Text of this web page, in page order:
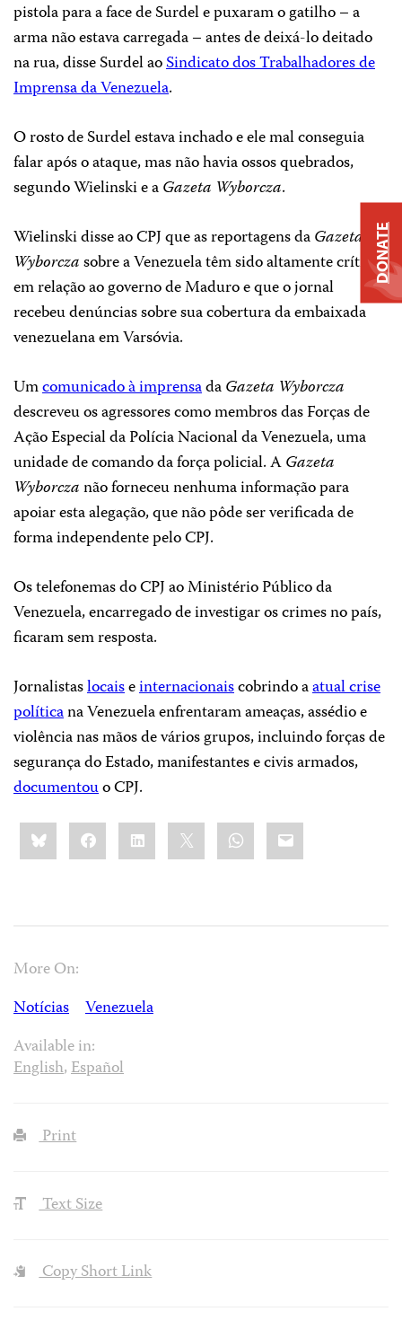
pistola para a face de Surdel e puxaram o gatilho – a
arma não estava carregada – antes de deixá-lo deitado
na rua, disse Surdel aoSindicato dos Trabalhadores de
Imprensa da Venezuela.
O rosto de Surdel estava inchado e ele mal conseguia
falar após o ataque, mas não havia ossos quebrados,
segundo Wielinski e aGazeta Wyborcza.
Wielinski disse ao CPJ que as reportagens daGazeta
Wyborczasobre a Venezuela têm sido altamente críticas
em relação ao governo de Maduro e que o jornal
recebeu denúncias sobre sua cobertura da embaixada
venezuelana em Varsóvia.
Umcomunicado à imprensadaGazeta Wyborcza
descreveu os agressores como membros das Forças de
Ação Especial da Polícia Nacional da Venezuela, uma
unidade de comando da força policial. AGazeta
Wyborczanão forneceu nenhuma informação para
apoiar esta alegação, que não pôde ser verificada de
forma independente pelo CPJ.
Os telefonemas do CPJ ao Ministério Público da
Venezuela, encarregado de investigar os crimes no país,
ficaram sem resposta.
Jornalistaslocaiseinternacionaiscobrindo aatual crise
políticana Venezuela enfrentaram ameaças, assédio e
violência nas mãos de vários grupos, incluindo forças de
segurança do Estado, manifestantes e civis armados,
documentouo CPJ.
Share
this:BlueskyFacebookLinkedIn WhatsApp
Email
More On:
Notícias
Venezuela
Available in:
English,Español
Print
Text Size
Copy Short Link
DONATE